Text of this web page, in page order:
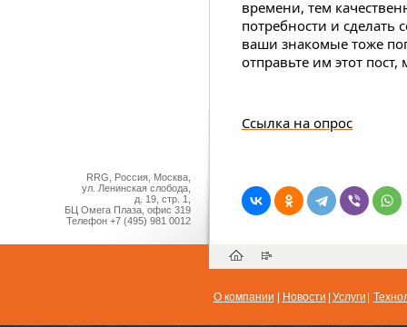
времени, тем
потребности и сделать
ваши знакомые тоже
отправьте им этот
Ссылка на опрос
RRG, Россия, Москва,
ул. Ленинская слобода,
д. 19, стр. 1,
БЦ Омега Плаза, офис 319
Телефон +7 (495) 981 0012
О компании Новости Услуги